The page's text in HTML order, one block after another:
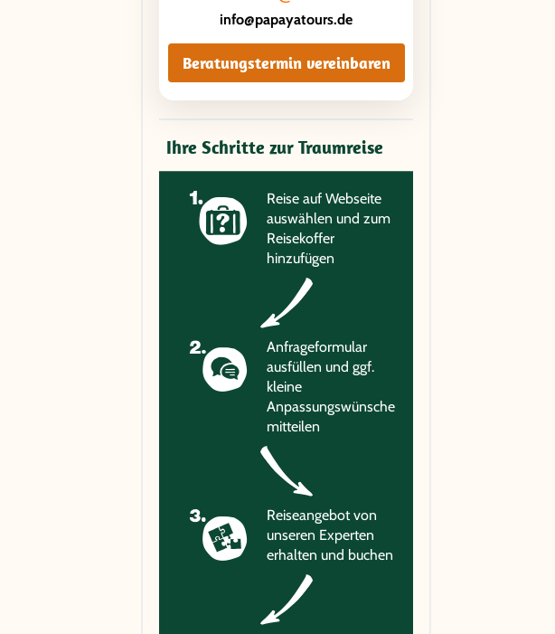
info@papayatours.de
Beratungstermin vereinbaren
Ihre Schritte zur Traumreise
Reise auf Webseite
auswählen und zum
Reisekoffer
hinzufügen
Anfrageformular
ausfüllen und ggf.
kleine
Anpassungswünsche
mitteilen
Reiseangebot von
unseren Experten
erhalten und buchen